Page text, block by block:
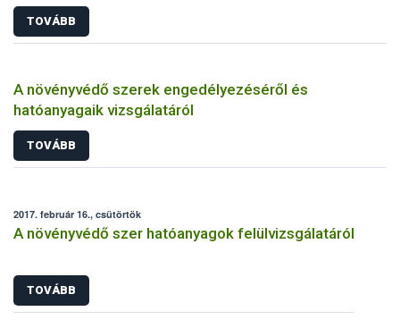
TOVÁBB
A növényvédő szerek engedélyezéséről és
hatóanyagaik vizsgálatáról
TOVÁBB
2017. február 16., csütörtök
A növényvédő szer hatóanyagok felülvizsgálatáról
TOVÁBB